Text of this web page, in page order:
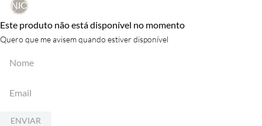
UNICO
Este produto não está disponível no momento
Quero que me avisem quando estiver disponível
ENVIAR